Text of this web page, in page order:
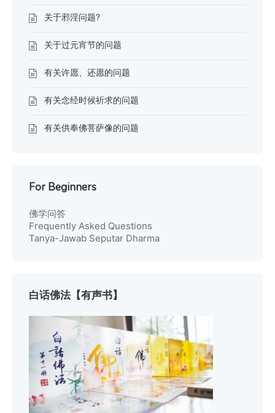
关于邪淫问题?
关于过元宵节的问题
有关许愿、还愿的问题
有关念经时候祈求的问题
有关供奉佛菩萨像的问题
For Beginners
佛学问答
Frequently Asked Questions
Tanya-Jawab Seputar Dharma
白话佛法【有声书】